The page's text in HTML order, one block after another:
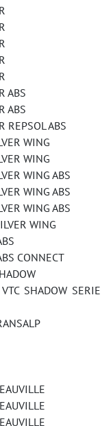
ABS
WING
WING
WING ABS
WING ABS
WING ABS
WING
CONNECT
SERIE